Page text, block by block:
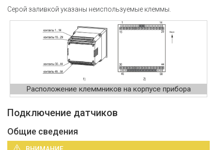
Серой заливкой указаны неиспользуемые клеммы.
Расположение клеммников на корпусе прибора
Подключение датчиков
Общие сведения